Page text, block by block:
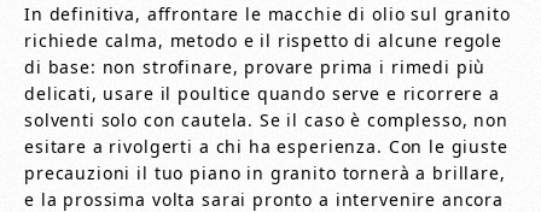
In definitiva, affrontare le macchie di olio sul granito
richiede calma, metodo e il rispetto di alcune regole
di base: non strofinare, provare prima i rimedi più
delicati, usare il poultice quando serve e ricorrere a
solventi solo con cautela. Se il caso è complesso, non
esitare a rivolgerti a chi ha esperienza. Con le giuste
precauzioni il tuo piano in granito tornerà a brillare,
e la prossima volta sarai pronto a intervenire ancora